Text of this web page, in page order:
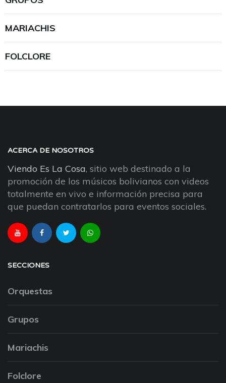
MARIACHIS
FOLCLORE
ACERCA DE NOSOTROS
Viendo Es La Cosa, sitio web destinado a la
promoción de los músicos bolivianos con videos
totalmente en vivo e información precisa para
que puedan contratarlos para eventos sociales.
SECCIONES
Orquestas
Grupos
Mariachis
Folclore